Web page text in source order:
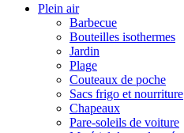
Plein air
Barbecue
Bouteilles isothermes
Jardin
Plage
Couteaux de poche
Sacs frigo et nourriture
Chapeaux
Pare-soleils de voiture